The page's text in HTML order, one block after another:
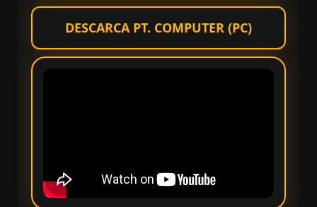
DESCARCA PT. COMPUTER (PC)